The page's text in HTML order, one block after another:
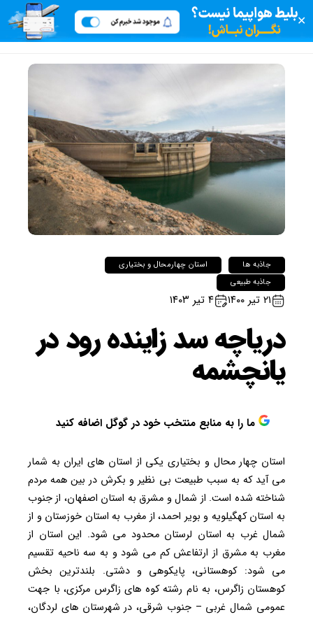
✕
جاذبه ها
استان چهارمحال و بختیاری
جاذبه طبیعی
۲۱ تیر ۱۴۰۰ ۴ تیر ۱۴۰۳
دریاچه سد زاینده رود در
یانچشمه
ما را به منابع منتخب خود در گوگل اضافه کنید
استان چهار محال و بختیاری یکی از استان های ایران به شمار
می آید که به سبب طبیعت بی نظیر و بکرش در بین همه مردم
شناخته شده است. از شمال و مشرق به استان اصفهان، از جنوب
به استان کهگیلویه و بویر احمد، از مغرب به استان خوزستان و از
شمال غرب به استان لرستان محدود می شود. این استان از
مغرب به مشرق از ارتفاعش کم می شود و به سه ناحیه تقسیم
می شود: کوهستانی، پایکوهی و دشتی. بلندترین بخش
کوهستان زاگرس، به نام رشته کوه های زاگرس مرکزی، با جهت
عمومی شمال غربی – جنوب شرقی، در شهرستان های لردگان،